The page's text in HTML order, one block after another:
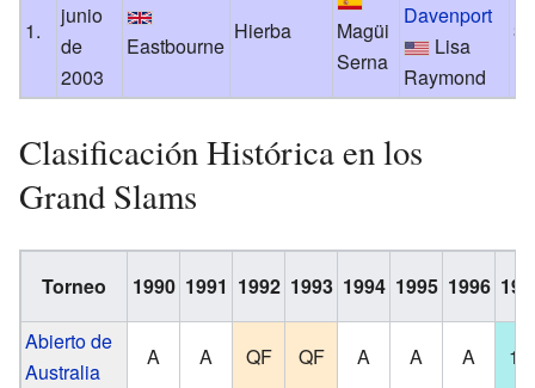
1.
junio
de
2003
Eastbourne
Hierba
Magüi
Serna
Davenport
Lisa
Raymond
Clasificación Histórica en los
Grand Slams
Torneo 1990 1991 1992 1993 1994 1995 1996
Abierto de
Australia
A A QF QF A A A
1R